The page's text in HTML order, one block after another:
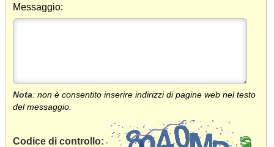
Messaggio:
Nota: non è consentito inserire indirizzi di pagine web nel testo
del messaggio.
Codice di controllo: